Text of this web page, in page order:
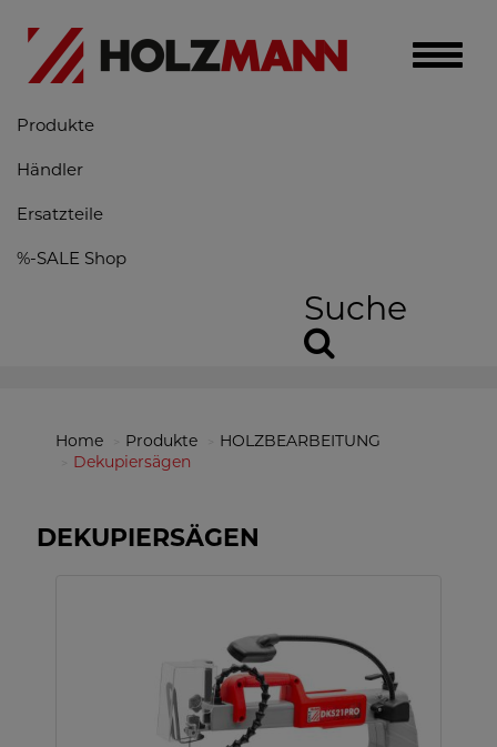
Toggle
Produkte
Händler
Ersatzteile
%-SALE Shop
Suche
Home Produkte
HOLZBEARBEITUNG
Dekupiersägen
DEKUPIERSÄGEN